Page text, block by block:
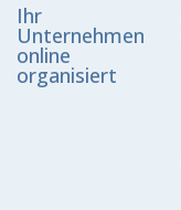
Ihr
Unternehmen
online
organisiert